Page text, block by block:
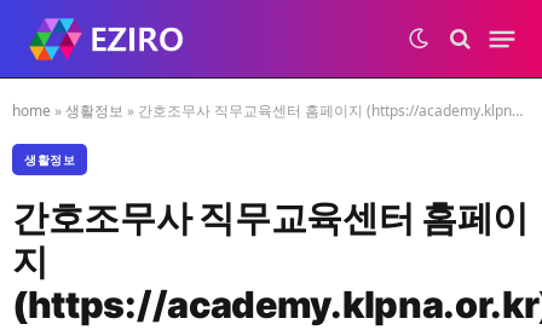
home »생활정보 » 간호조무사 직무교육센터 홈페이지 (https://academy.klpna.or.kr)
생활정보
간호조무사 직무교육센터 홈페이
지
(https://